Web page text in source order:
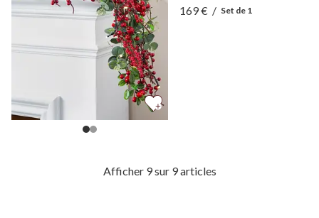
Afficher Guirlande de
Afficher Guirlande de
169 €/ Set de 1
Afficher 9 sur 9 articles